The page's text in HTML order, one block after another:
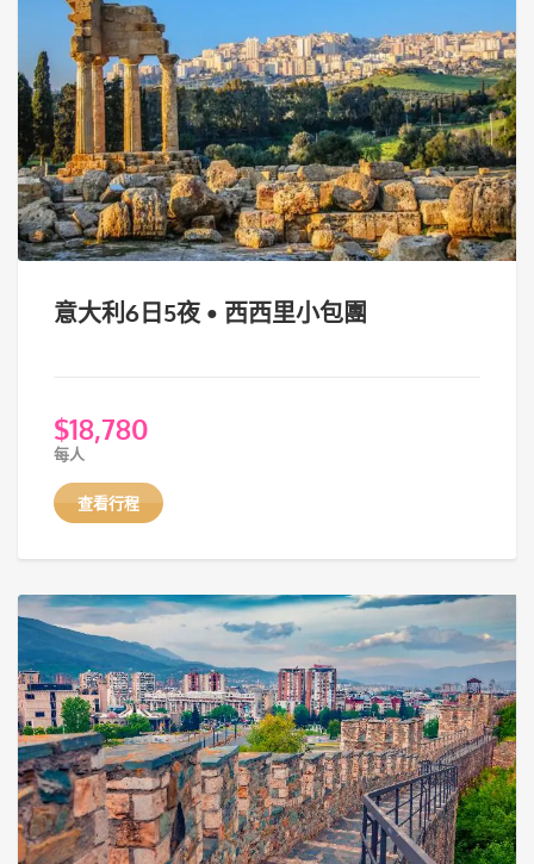
意大利6日5夜 • 西西里小包團
$18,780
每人
查看行程